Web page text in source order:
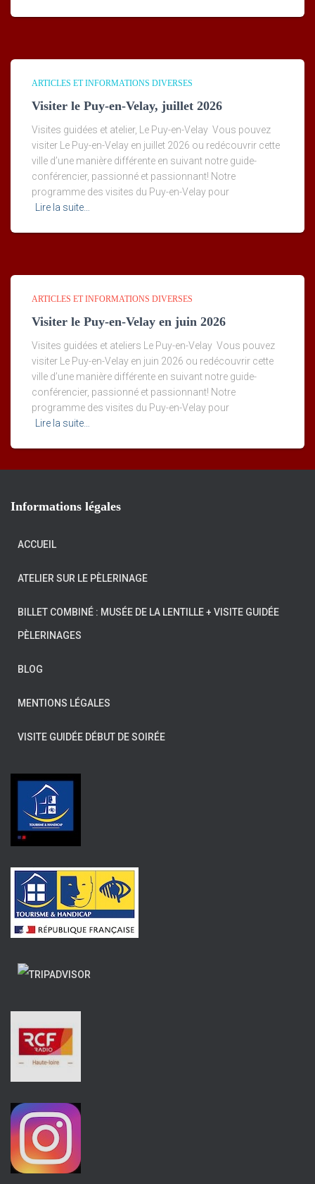
ARTICLES ET INFORMATIONS DIVERSES
Visiter le Puy-en-Velay, juillet 2026
Visites guidées et atelier, Le Puy-en-Velay Vous pouvez
visiter Le Puy-en-Velay en juillet 2026 ou redécouvrir cette
ville d’une manière différente en suivant notre guide-
conférencier, passionné et passionnant! Notre
programme des visites du Puy-en-Velay pour
Lire la suite…
ARTICLES ET INFORMATIONS DIVERSES
Visiter le Puy-en-Velay en juin 2026
Visites guidées et ateliers Le Puy-en-Velay Vous pouvez
visiter Le Puy-en-Velay en juin 2026 ou redécouvrir cette
ville d’une manière différente en suivant notre guide-
conférencier, passionné et passionnant! Notre
programme des visites du Puy-en-Velay pour
Lire la suite…
Informations légales
ACCUEIL
ATELIER SUR LE PÈLERINAGE
BILLET COMBINÉ : MUSÉE DE LA LENTILLE + VISITE GUIDÉE
PÈLERINAGES
BLOG
MENTIONS LÉGALES
VISITE GUIDÉE DÉBUT DE SOIRÉE